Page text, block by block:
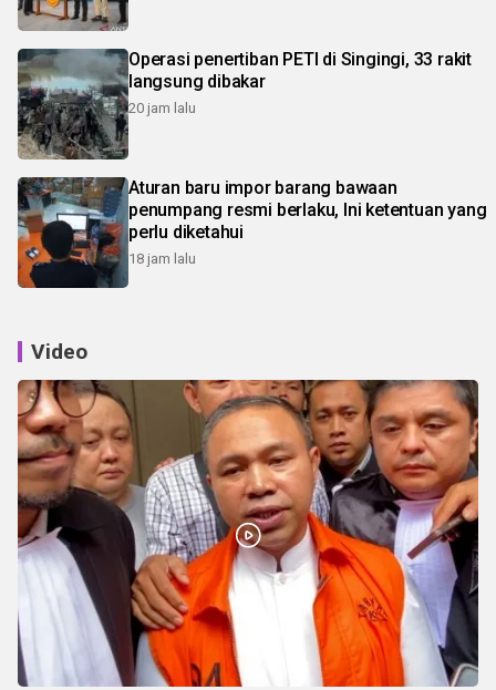
Operasi penertiban PETI di Singingi, 33 rakit
langsung dibakar
20 jam lalu
Aturan baru impor barang bawaan
penumpang resmi berlaku, Ini ketentuan yang
perlu diketahui
18 jam lalu
Video